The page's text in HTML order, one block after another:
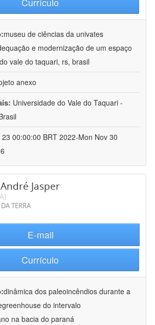
museu de ciências da univates
e modernização de um espaço
vale do taquari, rs, brasil
anexo
Universidade do Vale do Taquari -
23 00:00:00 BRT 2022-Mon Nov 30
André Jasper
TERRA
E-mail
Currículo
dinâmica dos paleoincêndios durante a
do intervalo
na bacia do paraná